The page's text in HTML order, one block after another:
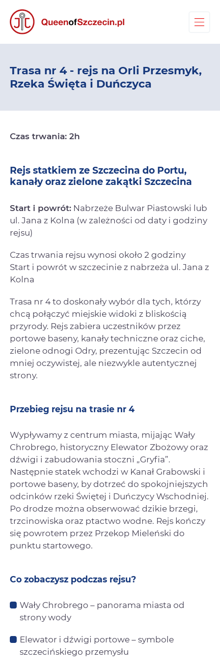
Trasa nr 4 - rejs na Orli Przesmyk,
Rzeka Święta i Duńczyca
Czas trwania: 2h
Rejs statkiem ze Szczecina do Portu,
kanały oraz zielone zakątki Szczecina
Start i powrót: Nabrzeże Bulwar Piastowski lub
ul. Jana z Kolna (w zależności od daty i godziny
rejsu)
Czas trwania rejsu wynosi około 2 godziny
Start i powrót w szczecinie z nabrzeża ul. Jana z
Kolna
Trasa nr 4 to doskonały wybór dla tych, którzy
chcą połączyć miejskie widoki z bliskością
przyrody. Rejs zabiera uczestników przez
portowe baseny, kanały techniczne oraz ciche,
zielone odnogi Odry, prezentując Szczecin od
mniej oczywistej, ale niezwykle autentycznej
strony.
Przebieg rejsu na trasie nr 4
Wypływamy z centrum miasta, mijając Wały
Chrobrego, historyczny Elewator Zbożowy oraz
dźwigi i zabudowania stoczni „Gryfia”.
Następnie statek wchodzi w Kanał Grabowski i
portowe baseny, by dotrzeć do spokojniejszych
odcinków rzeki Świętej i Duńczycy Wschodniej.
Po drodze można obserwować dzikie brzegi,
trzcinowiska oraz ptactwo wodne. Rejs kończy
się powrotem przez Przekop Mieleński do
punktu startowego.
Co zobaczysz podczas rejsu?
Wały Chrobrego – panorama miasta od
strony wody
Elewator i dźwigi portowe – symbole
szczecińskiego przemysłu